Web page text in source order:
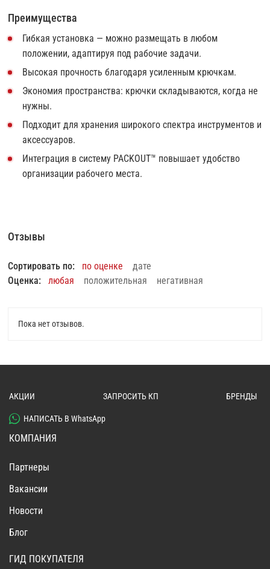
Преимущества
Гибкая установка — можно размещать в любом
положении, адаптируя под рабочие задачи.
Высокая прочность благодаря усиленным крючкам.
Экономия пространства: крючки складываются, когда не
нужны.
Подходит для хранения широкого спектра инструментов и
аксессуаров.
Интеграция в систему PACKOUT™ повышает удобство
организации рабочего места.
Отзывы
Сортировать по: по оценке
дате
Оценка:
любая положительная негативная
Пока нет отзывов.
АКЦИИ ЗАПРОСИТЬ КП БРЕНДЫ
НАПИСАТЬ В WhatsApp
КОМПАНИЯ
Партнеры
Вакансии
Новости
Блог
ГИД ПОКУПАТЕЛЯ